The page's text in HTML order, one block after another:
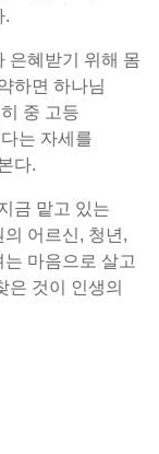
.
은혜받기 위해 몸
하면 하나님
중 고등
는 자세를
다.
금 맡고 있는
어르신, 청년,
마음으로 살고
은 것이 인생의